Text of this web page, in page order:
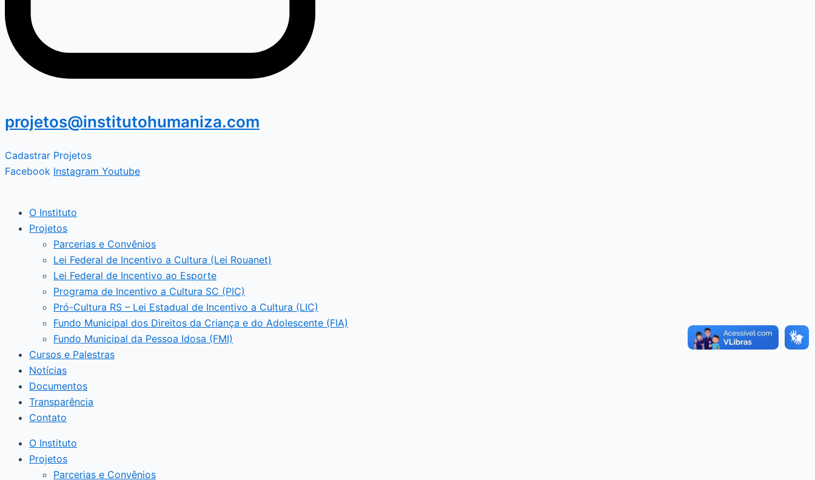
projetos@institutohumaniza.com
Cadastrar Projetos
Facebook Instagram Youtube
O Instituto
Projetos
Parcerias e Convênios
Lei Federal de Incentivo a Cultura (Lei Rouanet)
Lei Federal de Incentivo ao Esporte
Programa de Incentivo a Cultura SC (PIC)
Pró-Cultura RS – Lei Estadual de Incentivo a Cultura (LIC)
Fundo Municipal dos Direitos da Criança e do Adolescente (FIA)
Fundo Municipal da Pessoa Idosa (FMI)
Cursos e Palestras
Notícias
Documentos
Transparência
Contato
O Instituto
Projetos
Parcerias e Convênios